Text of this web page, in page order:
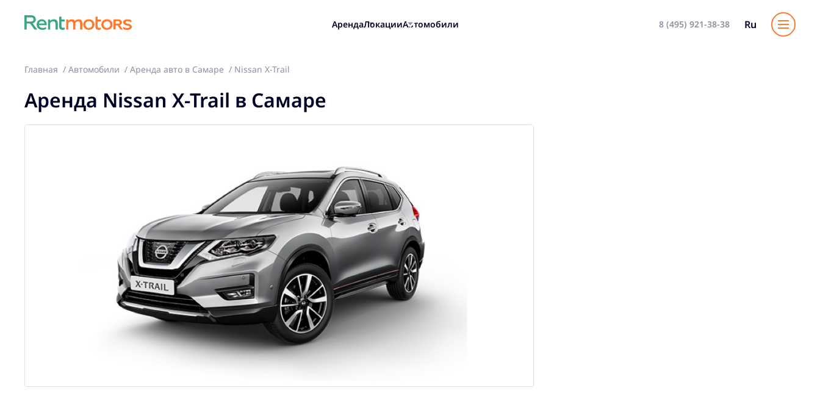
АрендаЛокацииАвтомобили 8 (495) 921-38-38 Ru
Главная Автомобили Аренда авто в Самаре Nissan X-Trail
Аренда Nissan X-Trail в Самаре